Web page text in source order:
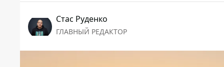
Стаc Руденко
ГЛАВНЫЙ РЕДАКТОР